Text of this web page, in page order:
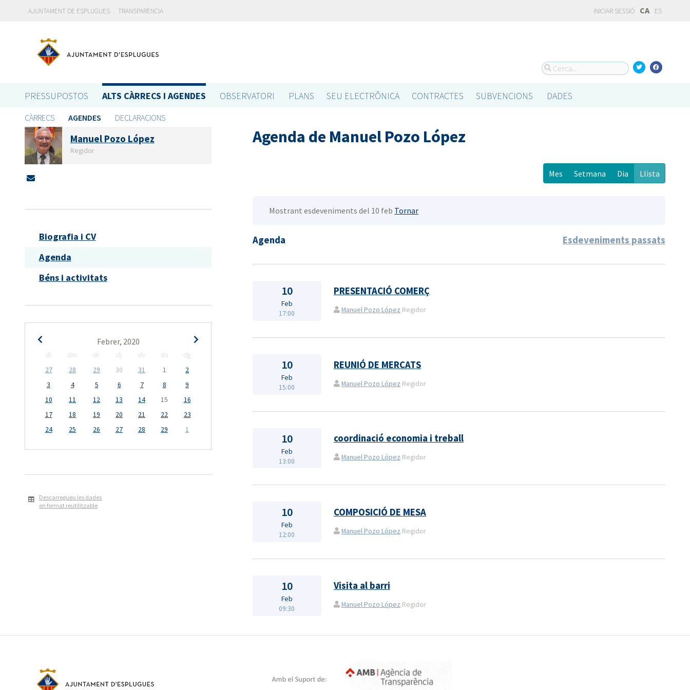
AJUNTAMENT DE ESPLUGUES TRANSPARÈNCIA INICIAR SESSIÓ CA ES
PRESSUPOSTOS ALTS CÀRRECS I AGENDES OBSERVATORI PLANS SEU ELECTRÔNICA CONTRACTES SUBVENCIONS DADES
CÀRRECS AGENDES DECLARACIONS
Manuel Pozo López
Regidor
Biografia i CV
Agenda
Béns i activitats
Febrer, 2020
dl dm dc dj dv ds
dg
27
28 29 30 31 1
2
3
4 5 6 7 8
9
10
11 12 13 14 15
16
17
18 19 20 21 22
23
24
25 26 27 28 29 1
Descarregueu les dades
en format reutilitzable
Agenda de Manuel Pozo López
Mes Setmana Dia Llista
Mostrant esdeveniments del 10 feb Tornar
Agenda Esdeveniments passats
10
Feb
17:00
PRESENTACIÓ COMERÇ
Manuel Pozo López Regidor
10
Feb
15:00
REUNIÓ DE MERCATS
Manuel Pozo López Regidor
10
Feb
13:00
coordinació economia i treball
Manuel Pozo López Regidor
10
Feb
12:00
COMPOSICIÓ DE MESA
Manuel Pozo López Regidor
10
Feb
09:30
Visita al barri
Manuel Pozo López Regidor